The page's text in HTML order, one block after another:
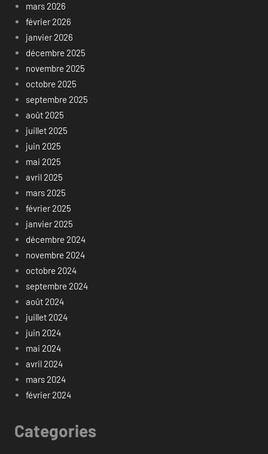
mars 2026
février 2026
janvier 2026
décembre 2025
novembre 2025
octobre 2025
septembre 2025
août 2025
juillet 2025
juin 2025
mai 2025
avril 2025
mars 2025
février 2025
janvier 2025
décembre 2024
novembre 2024
octobre 2024
septembre 2024
août 2024
juillet 2024
juin 2024
mai 2024
avril 2024
mars 2024
février 2024
Categories